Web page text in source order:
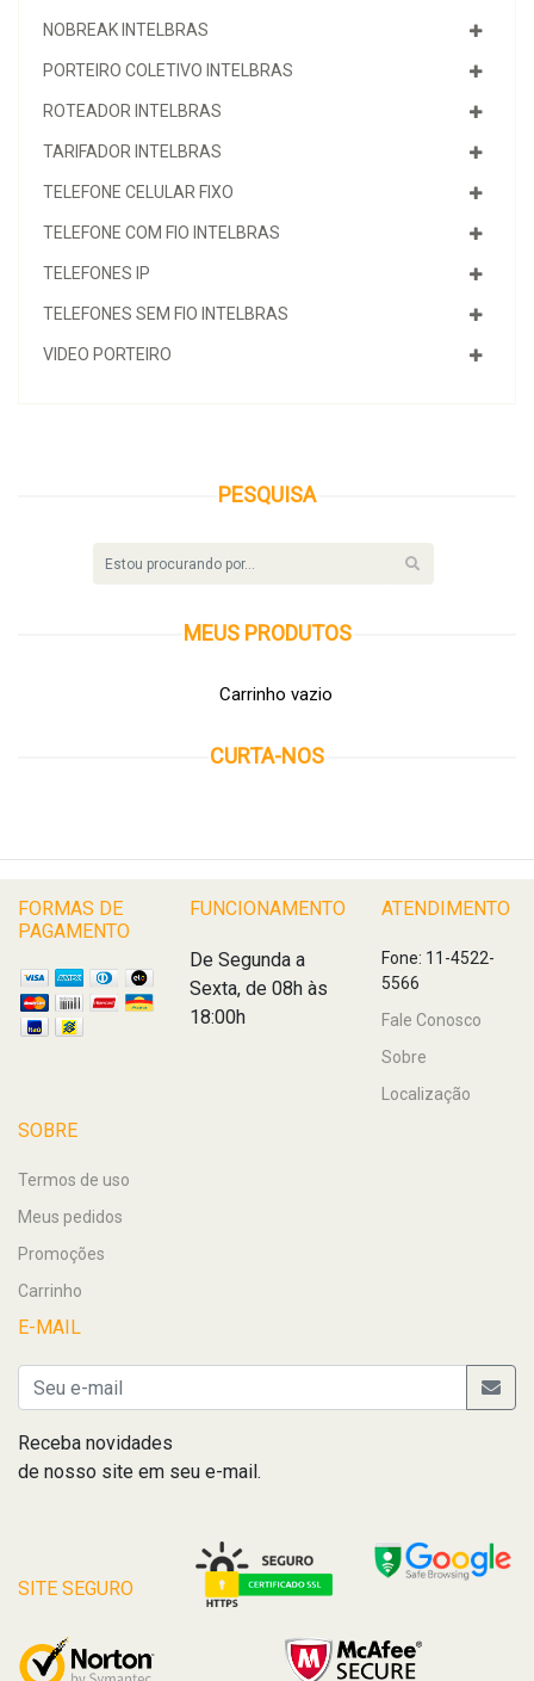
NOBREAK INTELBRAS
PORTEIRO COLETIVO INTELBRAS
ROTEADOR INTELBRAS
TARIFADOR INTELBRAS
TELEFONE CELULAR FIXO
TELEFONE COM FIO INTELBRAS
TELEFONES IP
TELEFONES SEM FIO INTELBRAS
VIDEO PORTEIRO
PESQUISA
MEUS PRODUTOS
Carrinho vazio
CURTA-NOS
FORMAS DE
PAGAMENTO
FUNCIONAMENTO
De Segunda a
Sexta, de 08h às
18:00h
ATENDIMENTO
Fone: 11-4522-
5566
Fale Conosco
Sobre
Localização
SOBRE
Termos de uso
Meus pedidos
Promoções
Carrinho
E-MAIL
Receba novidades
de nosso site em seu e-mail.
SITE SEGURO